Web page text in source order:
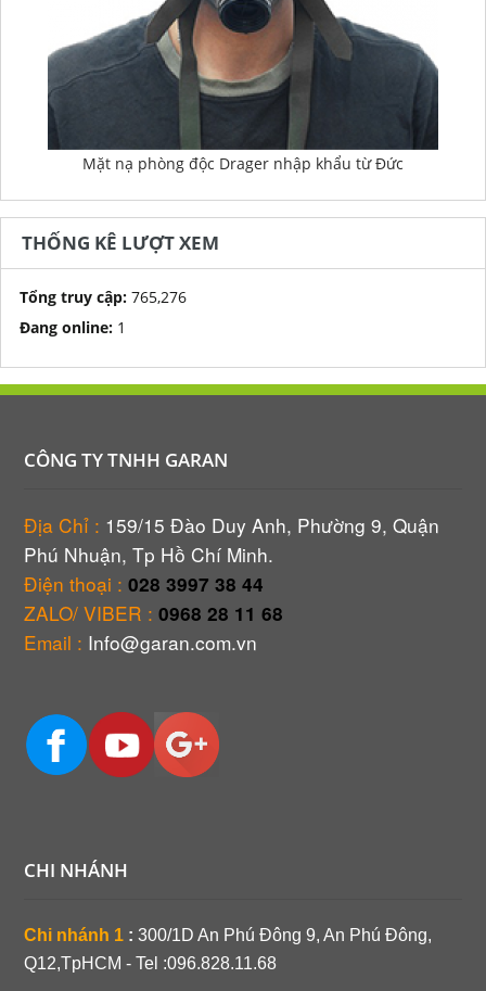
Mặt nạ phòng độc Drager nhập khẩu từ Đức
THỐNG KÊ LƯỢT XEM
Tổng truy cập: 765,276
Đang online: 1
CÔNG TY TNHH GARAN
Địa Chỉ : 159/15 Đào Duy Anh, Phường 9, Quận
Phú Nhuận, Tp Hồ Chí Minh.
Điện thoại : 028 3997 38 44
ZALO/ VIBER : 0968 28 11 68
Email : Info@garan.com.vn
CHI NHÁNH
Chi nhánh 1 : 300/1D An Phú Đông 9, An Phú Đông,
Q12,TpHCM - Tel :096.828.11.68